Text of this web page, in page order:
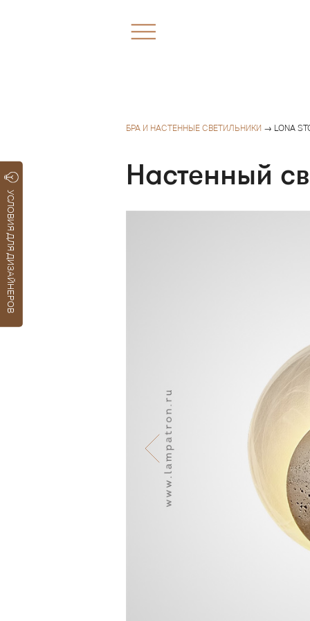
УСЛОВИЯ ДЛЯ ДИЗАЙНЕРОВ
БРА И НАСТЕННЫЕ СВЕТИЛЬНИКИ → LONA
Настенный